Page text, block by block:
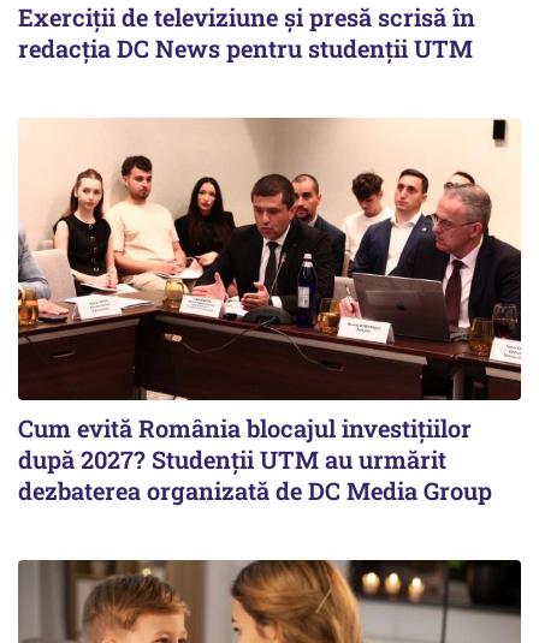
Exerciții de televiziune și presă scrisă în
redacția DC News pentru studenții UTM
Cum evită România blocajul investițiilor
după 2027? Studenții UTM au urmărit
dezbaterea organizată de DC Media Group